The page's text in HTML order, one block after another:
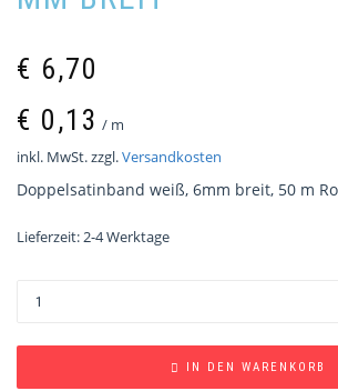
€ 6,70
€ 0,13 / m
inkl. MwSt.zzgl.Versandkosten
Doppelsatinband weiß, 6mm breit, 50 m
Lieferzeit:2-4 Werktage
IN DEN WARENKORB